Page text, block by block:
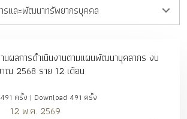
รและพัฒนาทรัพยากรบุคคล
นผลการดำเนินงานตามแผนพัฒนาบุคลากร งบ
ณ 2568 ราย 12 เดือน
ครั้ง | Download 491 ครั้ง
12 พ.ค. 2569